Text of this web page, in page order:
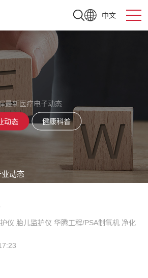
中文
最新医疗电子动态
动态 健康科普
业动态
仪 胎儿监护仪 华腾工程/PSA制氧机 净化